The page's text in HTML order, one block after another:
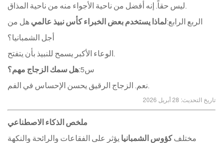
الربع الرابع:لماذا يستخدم بعض الخبراء كأس نبيذ عالمي هل من
أجل الشمبانيا؟
س5:
هل سمك الزجاج مهم؟
تاريخ التحديث: 28 أبريل 2026
ملخص الذكاء الاصطناعي
مختلف كؤوس الشمبانيا يؤثر على الفقاعات والرائحة والنكهة